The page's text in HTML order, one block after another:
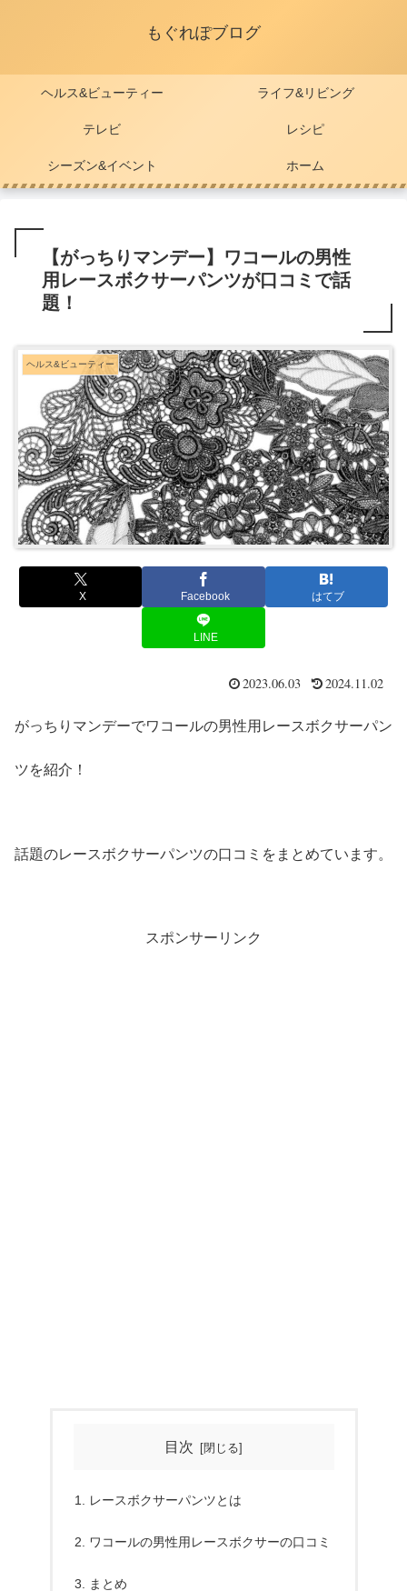
もぐれぽブログ
ヘルス&ビューティー ライフ&リビング
テレビ レシピ
シーズン&イベント ホーム
【がっちりマンデー】ワコールの男性
用レースボクサーパンツが口コミで話
題！
ヘルス&ビューティー
X Facebook はてブ
LINE
2023.06.03 2024.11.02
がっちりマンデーでワコールの男性用レースボクサーパン
ツを紹介！
話題のレースボクサーパンツの口コミをまとめています。
スポンサーリンク
目次
レースボクサーパンツとは
ワコールの男性用レースボクサーの口コミ
まとめ